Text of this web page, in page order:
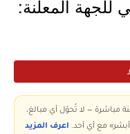
المعلنة:
مباشرة — لا تُحوّل أي مبالغ،
مع أي أحد. اعرف المزيد